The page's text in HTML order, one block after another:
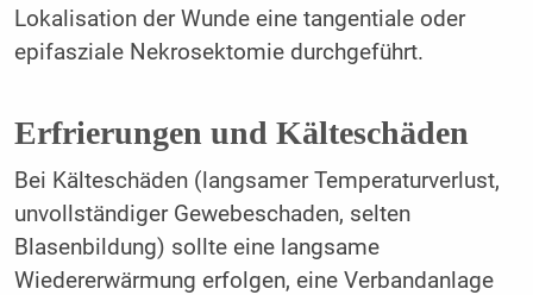
Lokalisation der Wunde eine tangentiale oder
epifasziale Nekrosektomie durchgeführt.
Erfrierungen und Kälteschäden
Bei Kälteschäden (langsamer Temperaturverlust,
unvollständiger Gewebeschaden, selten
Blasenbildung) sollte eine langsame
Wiedererwärmung erfolgen, eine Verbandanlage